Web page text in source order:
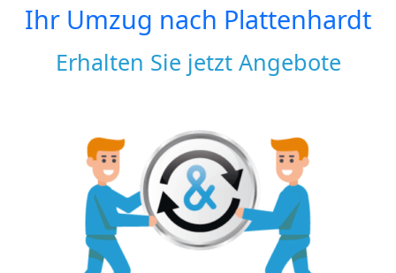
Ihr Umzug nach Plattenhardt
Erhalten Sie jetzt Angebote